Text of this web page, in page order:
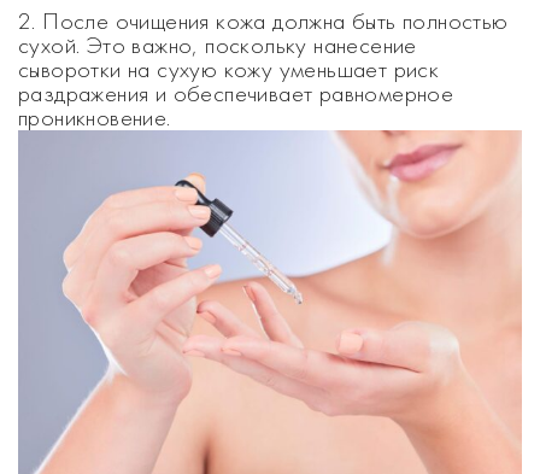
2. После очищения кожа должна быть полностью
сухой. Это важно, поскольку нанесение
сыворотки на сухую кожу уменьшает риск
раздражения и обеспечивает равномерное
проникновение.